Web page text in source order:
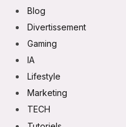
Blog
Divertissement
Gaming
IA
Lifestyle
Marketing
TECH